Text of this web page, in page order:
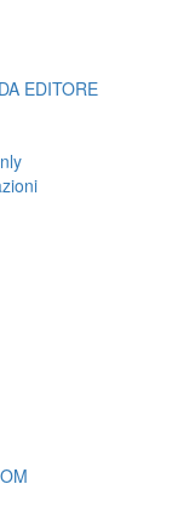
EDITORE